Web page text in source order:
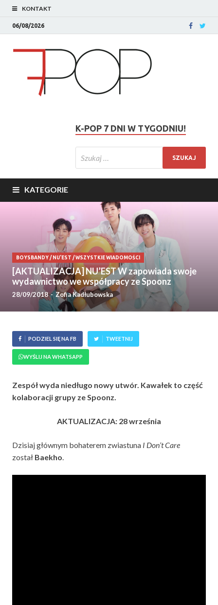
KONTAKT
06/08/2026
K-POP 7 DNI W TYGODNIU!
KATEGORIE
BOYSBANDY/ NU'EST /WSZYSTKIE WIADOMOŚCI
[AKTUALIZACJA] NU’EST W zapowiada swoje
wydawnictwo we współpracy ze Spoonz
28/09/2018- Zofia Kadłubowska
PODZIEL SIĘ NA FB TWEETNIJ
WYŚLIJ NA WHATSAPP
Zespół wyda niedługo nowy utwór. Kawałek to część
kolaboracji grupy ze Spoonz.
AKTUALIZACJA: 28 września
Dzisiaj głównym bohaterem zwiastuna I Don’t Care
został Baekho.